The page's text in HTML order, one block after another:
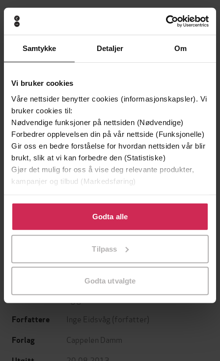
Samtykke Detaljer Om
Vi bruker cookies
Våre nettsider benytter cookies (informasjonskapsler). Vi
bruker cookies til:
Nødvendige funksjoner på nettsiden (Nødvendige)
Forbedrer opplevelsen din på vår nettside (Funksjonelle)
Gir oss en bedre forståelse for hvordan nettsiden vår blir
brukt, slik at vi kan forbedre den (Statistiske)
Gjør det mulig for oss å vise deg relevante produkter,
kampanjer og tilbud (Markedsføring)
Klikk på «Godta alle» for å gi oss ditt samtykke til å
bruke cookies for alle disse formålene. Du kan også
tilpasse ditt samtykke til spesifikke formål ved å klikke
Godta alle
Tilpass
Godta utvalgte
Andre har også kjøpt
Premium
Vinner av Rivertonprisen
EBOK
Første gang på tilbud
EBOK
om aldringens forunderligheter, vemod
og gleder
Forfattere Inge Eidsvåg (forfatter)
Forlag Cappelen Damm